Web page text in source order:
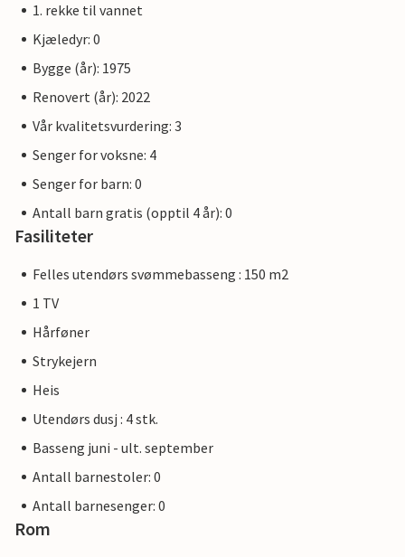
1. rekke til vannet
Kjæledyr: 0
Bygge (år): 1975
Renovert (år): 2022
Vår kvalitetsvurdering: 3
Senger for voksne: 4
Senger for barn: 0
Antall barn gratis (opptil 4 år): 0
Fasiliteter
Felles utendørs svømmebasseng : 150 m2
1 TV
Hårføner
Strykejern
Heis
Utendørs dusj : 4 stk.
Basseng juni - ult. september
Antall barnestoler: 0
Antall barnesenger: 0
Rom